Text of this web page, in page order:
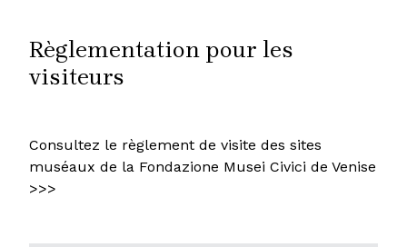
Règlementation pour les
visiteurs
Consultez le règlement de visite des sites
muséaux de la Fondazione Musei Civici de Venise
>>>